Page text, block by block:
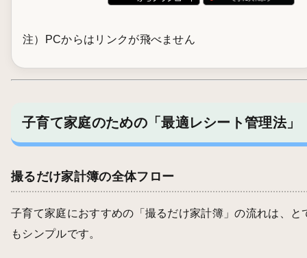
注）PCからはリンクが飛べません
子育て家庭のための「最適レシート管理法」
撮るだけ家計簿の全体フロー
子育て家庭におすすめの「撮るだけ家計簿」の流れは、と
もシンプルです。